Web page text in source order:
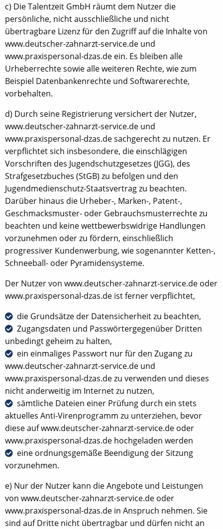
c) Die Talentzeit GmbH räumt dem Nutzer die
persönliche, nicht ausschließliche und nicht
übertragbare Lizenz für den Zugriff auf die Inhalte von
www.deutscher-zahnarzt-service.de und
www.praxispersonal-dzas.de ein. Es bleiben alle
Urheberrechte sowie alle weiteren Rechte, wie zum
Beispiel Datenbankenrechte und Softwarerechte,
vorbehalten.
d) Durch seine Registrierung versichert der Nutzer,
www.deutscher-zahnarzt-service.de und
www.praxispersonal-dzas.de sachgerecht zu nutzen. Er
verpflichtet sich insbesondere, die einschlägigen
Vorschriften des Jugendschutzgesetzes (JGG), des
Strafgesetzbuches (StGB) zu befolgen und den
Jugendmedienschutz-Staatsvertrag zu beachten.
Darüber hinaus die Urheber-, Marken-, Patent-,
Geschmacksmuster- oder Gebrauchsmusterrechte zu
beachten und keine wettbewerbswidrige Handlungen
vorzunehmen oder zu fördern, einschließlich
progressiver Kundenwerbung, wie sogenannter Ketten-,
Schneeball- oder Pyramidensysteme.
Der Nutzer von www.deutscher-zahnarzt-service.de oder
www.praxispersonal-dzas.de ist ferner verpflichtet,
die Grundsätze der Datensicherheit zu beachten,
Zugangsdaten und Passwörtergegenüber Dritten
unbedingt geheim zu halten,
ein einmaliges Passwort nur für den Zugang zu
www.deutscher-zahnarzt-service.de und
www.praxispersonal-dzas.de zu verwenden und dieses
nicht anderweitig im Internet zu nutzen,
sämtliche Dateien einer Prüfung durch ein stets
aktuelles Anti-Virenprogramm zu unterziehen, bevor
diese auf www.deutscher-zahnarzt-service.de oder
www.praxispersonal-dzas.de hochgeladen werden
eine ordnungsgemäße Beendigung der Sitzung
vorzunehmen.
e) Nur der Nutzer kann die Angebote und Leistungen
von www.deutscher-zahnarzt-service.de oder
www.praxispersonal-dzas.de in Anspruch nehmen. Sie
sind auf Dritte nicht übertragbar und dürfen nicht an